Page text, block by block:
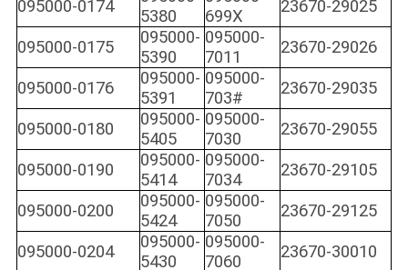
095000-0174
5380
699X
23670-29025
095000-0175
095000-
5390
095000-
7011
23670-29026
095000-0176
095000-
5391
095000-
703#
23670-29035
095000-0180
095000-
5405
095000-
7030
23670-29055
095000-0190
095000-
5414
095000-
7034
23670-29105
095000-0200
095000-
5424
095000-
7050
23670-29125
095000-0204
095000-
5430
095000-
7060
23670-30010